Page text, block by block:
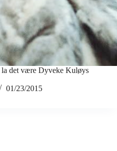
la det være Dyveke Kuløys
01/23/2015